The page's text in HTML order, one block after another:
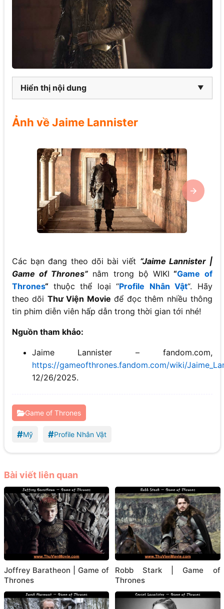
Hiển thị nội dung
Ảnh về Jaime Lannister
Các bạn đang theo dõi bài viết “Jaime Lannister |
Game of Thrones” nằm trong bộ WIKI “Game of
Thrones“thuộc thể loại “Profile Nhân Vật“. Hãy
theo dõi Thư Viện Movie để đọc thêm nhiều thông
tin phim diễn viên hấp dẫn trong thời gian tới nhé!
Nguồn tham khảo:
Jaime Lannister – fandom.com,
https://gameofthrones.fandom.com/wiki/
12/26/2025.
Game of Thrones
#Mỹ #Profile Nhân Vật
Bài viết liên quan
Joffrey Baratheon | Game of
Thrones
Robb Stark | Game of
Thrones